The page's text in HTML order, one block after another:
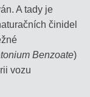
A tady je
činidel
Benzoate)
vozu